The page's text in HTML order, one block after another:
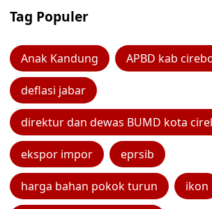
Tag Populer
Anak Kandung APBD kab
deflasi jabar
direktur dan dewas BUMD kota
ekspor impor eprsib
harga bahan pokok turun ikon